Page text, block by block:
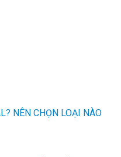
NÊN CHỌN LOẠI NÀO